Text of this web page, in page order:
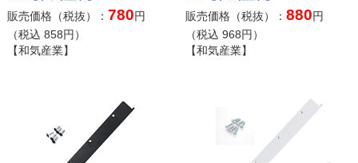
販売価格（税抜）： 780円
（税込 858円）
【和気産業】
販売価格（税抜）：880円
（税込968円）
【和気産業】